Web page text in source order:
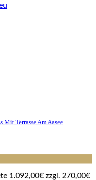
Mit Terrasse Am Aasee
1.092,00€ zzgl. 270,00€